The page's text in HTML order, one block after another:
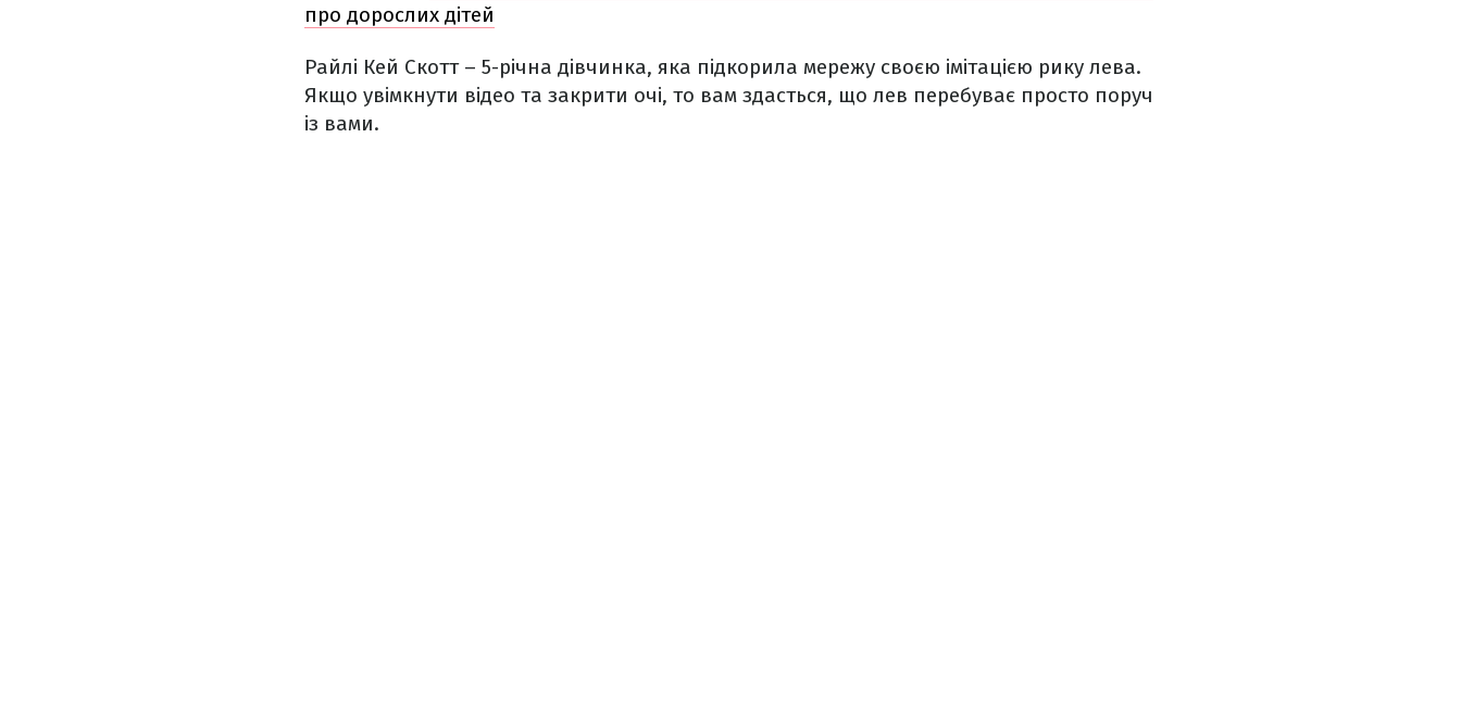
про дорослих дітей
Райлі Кей Скотт – 5-річна дівчинка, яка підкорила мережу своєю імітацією рику лева.
Якщо увімкнути відео та закрити очі, то вам здасться, що лев перебуває просто поруч
із вами.